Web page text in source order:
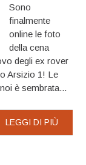
Sono
finalmente
online le foto
della cena
degli ex rover
Arsizio 1! Le
è sembrata...
LEGGI DI PIÙ